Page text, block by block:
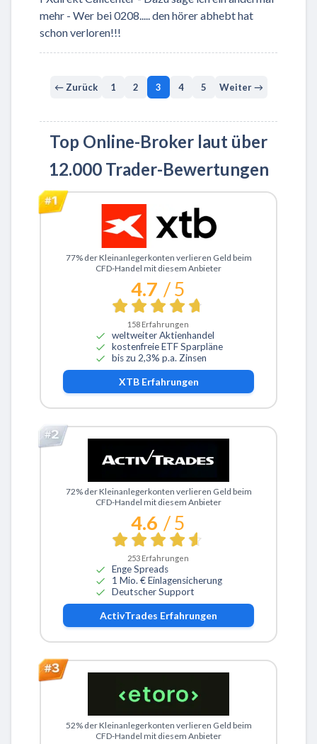
mehr - Wer bei 0208..... den hörer abhebt hat
schon verloren!!!
← Zurück 1 2 3 4 5 Weiter →
Top Online-Broker laut über
12.000 Trader-Bewertungen
Zu XTB
77% der Kleinanlegerkonten verlieren Geld beim
CFD-Handel mit diesem Anbieter
4.7 / 5
158 Erfahrungen
weltweiter Aktienhandel
kostenfreie ETF Sparpläne
bis zu 2,3% p.a. Zinsen
XTBErfahrungen
Zu ActivTrades
72% der Kleinanlegerkonten verlieren Geld beim
CFD-Handel mit diesem Anbieter
4.6 / 5
253 Erfahrungen
Enge Spreads
1 Mio. € Einlagensicherung
Deutscher Support
ActivTrades Erfahrungen
Zu eToro
52% der Kleinanlegerkonten verlieren Geld beim
CFD-Handel mit diesem Anbieter